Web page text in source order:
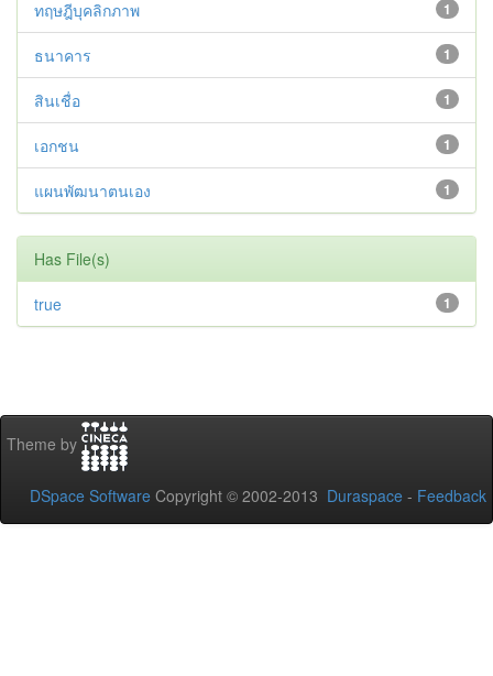
1
ทฤษฎีบุคลิกภาพ
1
ธนาคาร
1
สินเชื่อ
1
เอกชน
1
แผนพัฒนาตนเอง
Has File(s)
1
true
Theme by
DSpace Software Copyright © 2002-2013 Duraspace - Feedback